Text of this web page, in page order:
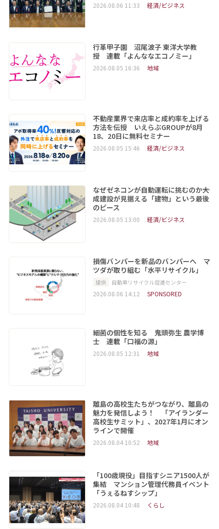
2026.08.06 11:33 経済/ビジネス
行革甲子園 沼尾波子 東洋大学教
授 連載「よんななエコノミー」
2026.08.05 16:36 地域
不動産業界で来店率と成約率を上げる
方法を伝授 いえらぶGROUPが8月
18、20日に無料セミナー
2026.08.05 15:46 経済/ビジネス
なぜゼネコンが自動運転に挑むのか――大
成建設が見据える「建物」という最後
のピース
2026.08.05 13:00 経済/ビジネス
損傷バンパーを新品のバンパーへ マ
ツダが取り組む「水平リサイクル」
提供 自動車リサイクル促進センター
2026.08.06 14:12 SPONSORED
細菌の個性を知る 鬼頭弥生 農学博
士 連載「口福の源」
2026.08.05 12:31 地域
離島の高校生たちがつながり、離島の
魅力を発信しよう！ 「アイランダー
高校生サミット」、2027年1月にオン
ラインで開催
2026.08.04 10:52 地域
「100歳現役」目指すシニア1500人が
集結 マンション管理代務員イベント
「うぇるねすシップ」
2026.08.04 10:48 くらし